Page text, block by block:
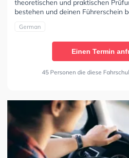
theoretischen und praktischen
bestehen und deinen Führerschein
German
Einen Termin
45 Personen die diese